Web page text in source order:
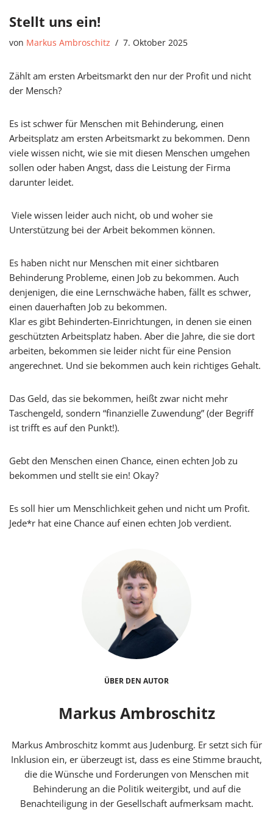
Stellt uns ein!
von Markus Ambroschitz 7. Oktober 2025
Zählt am ersten Arbeitsmarkt den nur der Profit und nicht
der Mensch?
Es ist schwer für Menschen mit Behinderung, einen
Arbeitsplatz am ersten Arbeitsmarkt zu bekommen. Denn
viele wissen nicht, wie sie mit diesen Menschen umgehen
sollen oder haben Angst, dass die Leistung der Firma
darunter leidet.
Viele wissen leider auch nicht, ob und woher sie
Unterstützung bei der Arbeit bekommen können.
Es haben nicht nur Menschen mit einer sichtbaren
Behinderung Probleme, einen Job zu bekommen. Auch
denjenigen, die eine Lernschwäche haben, fällt es schwer,
einen dauerhaften Job zu bekommen.
Klar es gibt Behinderten-Einrichtungen, in denen sie einen
geschützten Arbeitsplatz haben. Aber die Jahre, die sie dort
arbeiten, bekommen sie leider nicht für eine Pension
angerechnet. Und sie bekommen auch kein richtiges Gehalt.
Das Geld, das sie bekommen, heißt zwar nicht mehr
Taschengeld, sondern “finanzielle Zuwendung” (der Begriff
ist trifft es auf den Punkt!).
Gebt den Menschen einen Chance, einen echten Job zu
bekommen und stellt sie ein! Okay?
Es soll hier um Menschlichkeit gehen und nicht um Profit.
Jede*r hat eine Chance auf einen echten Job verdient.
ÜBER DEN AUTOR
Markus Ambroschitz
Markus Ambroschitz kommt aus Judenburg. Er setzt sich für
Inklusion ein, er überzeugt ist, dass es eine Stimme braucht,
die die Wünsche und Forderungen von Menschen mit
Behinderung an die Politik weitergibt, und auf die
Benachteiligung in der Gesellschaft aufmerksam macht.